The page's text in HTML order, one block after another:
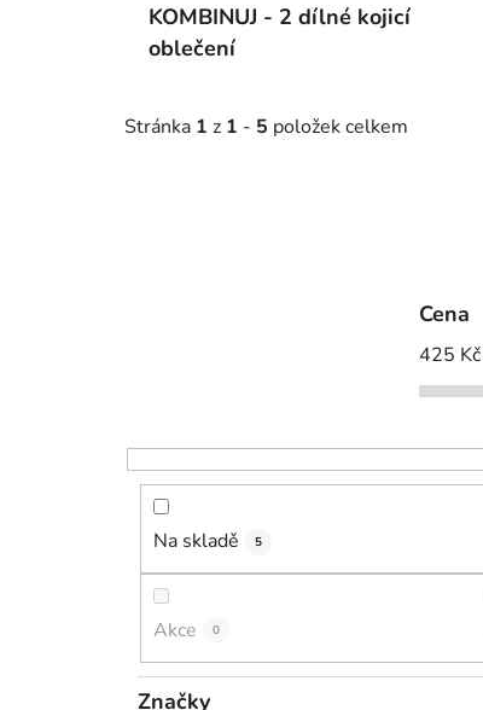
KOMBINUJ - 2 dílné kojicí
oblečení
Stránka 1 z 1 - 5 položek celkem
Cena
425 Kč
Na skladě 5
Akce 0
Značky